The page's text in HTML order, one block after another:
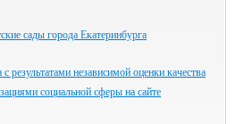
сады города Екатеринбурга
результатами независимой оценки качества
социальной сферы на сайте